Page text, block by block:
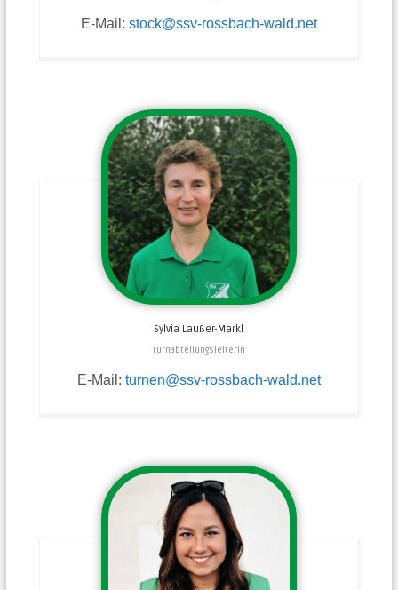
E-Mail: stock@ssv-rossbach-wald.net
Sylvia Laußer-Markl
Turnabteilungsleiterin
E-Mail: turnen@ssv-rossbach-wald.net